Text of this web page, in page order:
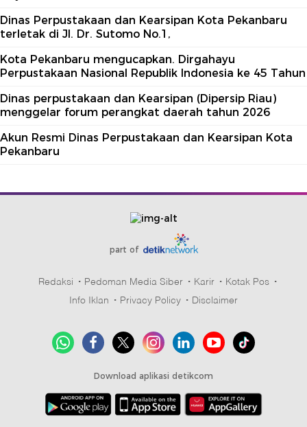
Dinas Perpustakaan dan Kearsipan Kota Pekanbaru
terletak di Jl. Dr. Sutomo No.1,
Kota Pekanbaru mengucapkan. Dirgahayu
Perpustakaan Nasional Republik Indonesia ke 45 Tahun
Dinas perpustakaan dan Kearsipan (Dipersip Riau)
menggelar forum perangkat daerah tahun 2026
Akun Resmi Dinas Perpustakaan dan Kearsipan Kota
Pekanbaru
part of
Redaksi Pedoman Media Siber Karir
Kotak Pos
Info Iklan
Privacy Policy Disclaimer
Download aplikasi detikcom